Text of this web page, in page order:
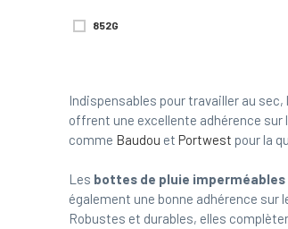
852G
Indispensables pour travailler au sec,
offrent une excellente adhérence
comme Baudou etPortwest pour la
Les bottes de pluie imperméables
également une bonne adhérence sur
Robustes et durables, elles